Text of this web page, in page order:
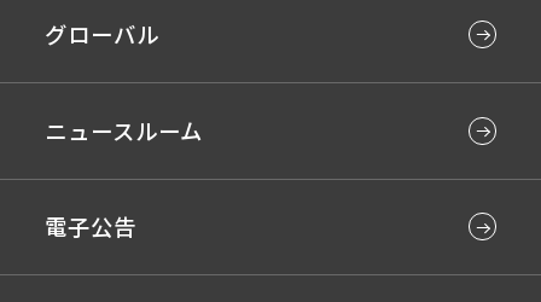
グローバル
ニュースルーム
電子公告